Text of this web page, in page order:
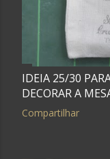
IDEIA 25/30
DECORAR A
Compartilhar